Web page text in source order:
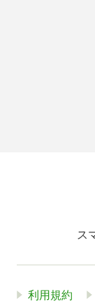
ス
利用規約